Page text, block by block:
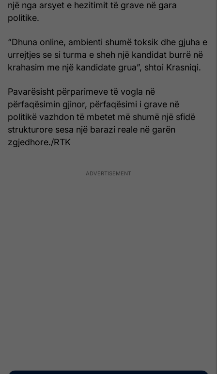
një nga arsyet e hezitimit të grave në gara
politike.
“Dhuna online, ambienti shumë toksik dhe gjuha e
urrejtjes se si turma e sheh një kandidat burrë në
krahasim me një kandidate grua”, shtoi Krasniqi.
Pavarësisht përparimeve të vogla në
përfaqësimin gjinor, përfaqësimi i grave në
politikë vazhdon të mbetet më shumë një sfidë
strukturore sesa një barazi reale në garën
zgjedhore./RTK